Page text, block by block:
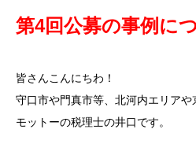
第4回公募の事例に
皆さんこんにちわ！
守口市や門真市等、北河内エリア
モットーの税理士の井口です。